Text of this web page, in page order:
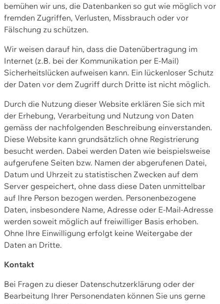
bemühen wir uns, die Datenbanken so gut wie möglich vor
fremden Zugriffen, Verlusten, Missbrauch oder vor
Fälschung zu schützen.
Wir weisen darauf hin, dass die Datenübertragung im
Internet (z.B. bei der Kommunikation per E-Mail)
Sicherheitslücken aufweisen kann. Ein lückenloser Schutz
der Daten vor dem Zugriff durch Dritte ist nicht möglich.
Durch die Nutzung dieser Website erklären Sie sich mit
der Erhebung, Verarbeitung und Nutzung von Daten
gemäss der nachfolgenden Beschreibung einverstanden.
Diese Website kann grundsätzlich ohne Registrierung
besucht werden. Dabei werden Daten wie beispielsweise
aufgerufene Seiten bzw. Namen der abgerufenen Datei,
Datum und Uhrzeit zu statistischen Zwecken auf dem
Server gespeichert, ohne dass diese Daten unmittelbar
auf Ihre Person bezogen werden. Personenbezogene
Daten, insbesondere Name, Adresse oder E-Mail-Adresse
werden soweit möglich auf freiwilliger Basis erhoben.
Ohne Ihre Einwilligung erfolgt keine Weitergabe der
Daten an Dritte.
Kontakt
Bei Fragen zu dieser Datenschutzerklärung oder der
Bearbeitung Ihrer Personendaten können Sie uns gerne